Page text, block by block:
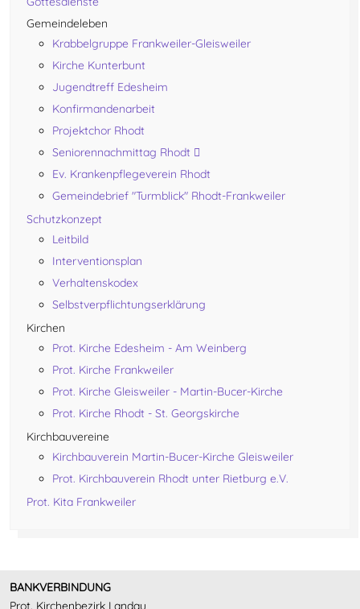
Gemeindeleben
Krabbelgruppe Frankweiler-Gleisweiler
Kirche Kunterbunt
Jugendtreff Edesheim
Konfirmandenarbeit
Projektchor Rhodt
Seniorennachmittag Rhodt
Ev. Krankenpflegeverein Rhodt
Gemeindebrief "Turmblick" Rhodt-Frankweiler
Schutzkonzept
Leitbild
Interventionsplan
Verhaltenskodex
Selbstverpflichtungserklärung
Kirchen
Prot. Kirche Edesheim - Am Weinberg
Prot. Kirche Frankweiler
Prot. Kirche Gleisweiler - Martin-Bucer-Kirche
Prot. Kirche Rhodt - St. Georgskirche
Kirchbauvereine
Kirchbauverein Martin-Bucer-Kirche Gleisweiler
Prot. Kirchbauverein Rhodt unter Rietburg e.V.
Prot. Kita Frankweiler
BANKVERBINDUNG
Prot. Kirchenbezirk Landau